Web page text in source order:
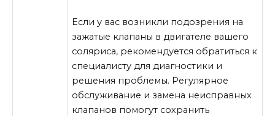
Если у вас возникли подозрения на
зажатые клапаны в двигателе вашего
соляриса, рекомендуется обратиться к
специалисту для диагностики и
решения проблемы. Регулярное
обслуживание и замена неисправных
клапанов помогут сохранить